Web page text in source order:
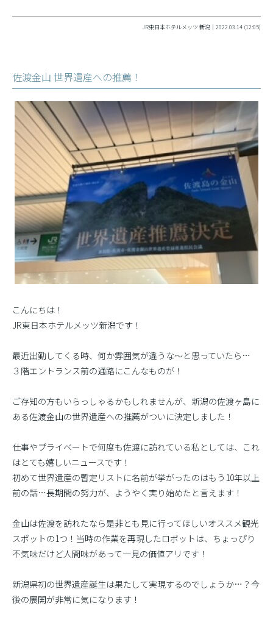
JR東日本ホテルメッツ 新潟｜2022.03.14 (12:05)
佐渡金山 世界遺産への推薦！
こんにちは！
JR東日本ホテルメッツ新潟です！
最近出勤してくる時、何か雰囲気が違うな〜と思っていたら…
３階エントランス前の通路にこんなものが！
ご存知の方もいらっしゃるかもしれませんが、新潟の佐渡ヶ島に
ある佐渡金山の世界遺産への推薦がついに決定しました！
仕事やプライベートで何度も佐渡に訪れている私としては、これ
はとても嬉しいニュースです！
初めて世界遺産の暫定リストに名前が挙がったのはもう10年以上
前の話…長期間の努力が、ようやく実り始めたと言えます！
金山は佐渡を訪れたなら是非とも見に行ってほしいオススメ観光
スポットの1つ！当時の作業を再現したロボットは、ちょっぴり
不気味だけど人間味があって一見の価値アリです！
新潟県初の世界遺産誕生は果たして実現するのでしょうか…？今
後の展開が非常に気になります！